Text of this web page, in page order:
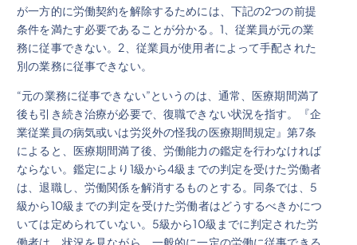
が一方的に労働契約を解除するためには、下記の2つの前提
条件を満たす必要であることが分かる。1、従業員が元の業
務に従事できない。2、従業員が使用者によって手配された
別の業務に従事できない。
“元の業務に従事できない”というのは、通常、医療期間満了
後も引き続き治療が必要で、復職できない状況を指す。『企
業従業員の病気或いは労災外の怪我の医療期間規定』第7条
によると、医療期間満了後、労働能力の鑑定を行わなければ
ならない。鑑定により1級から4級までの判定を受けた労働者
は、退職し、労働関係を解消するものとする。同条では、5
級から10級までの判定を受けた労働者はどうするべきかにつ
いては定められていない。5級から10級までに判定された労
働者は、状況を見ながら、一般的に一定の労働に従事できる